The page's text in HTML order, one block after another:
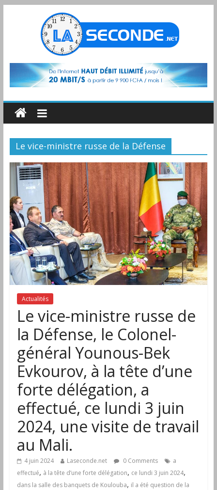
Le vice-ministre russe de la Défense
Actualités
Le vice-ministre russe de
la Défense, le Colonel-
général Younous-Bek
Evkourov, à la tête d’une
forte délégation, a
effectué, ce lundi 3 juin
2024, une visite de travail
au Mali.
4 juin 2024 Laseconde.net 0 Comments
a
effectué, à la tête d’une forte délégation, ce lundi 3 juin 2024,
dans la salle des banquets de Koulouba, il a été question de la